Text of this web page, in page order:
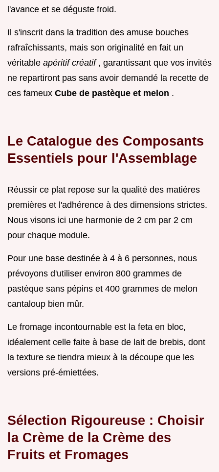
l'avance et se déguste froid.
Il s'inscrit dans la tradition des amuse bouches
rafraîchissants, mais son originalité en fait un
véritable apéritif créatif , garantissant que vos invités
ne repartiront pas sans avoir demandé la recette de
ces fameux Cube de pastèque et melon .
Le Catalogue des Composants
Essentiels pour l'Assemblage
Réussir ce plat repose sur la qualité des matières
premières et l'adhérence à des dimensions strictes.
Nous visons ici une harmonie de 2 cm par 2 cm
pour chaque module.
Pour une base destinée à 4 à 6 personnes, nous
prévoyons d'utiliser environ 800 grammes de
pastèque sans pépins et 400 grammes de melon
cantaloup bien mûr.
Le fromage incontournable est la feta en bloc,
idéalement celle faite à base de lait de brebis, dont
la texture se tiendra mieux à la découpe que les
versions pré-émiettées.
Sélection Rigoureuse : Choisir
la Crème de la Crème des
Fruits et Fromages